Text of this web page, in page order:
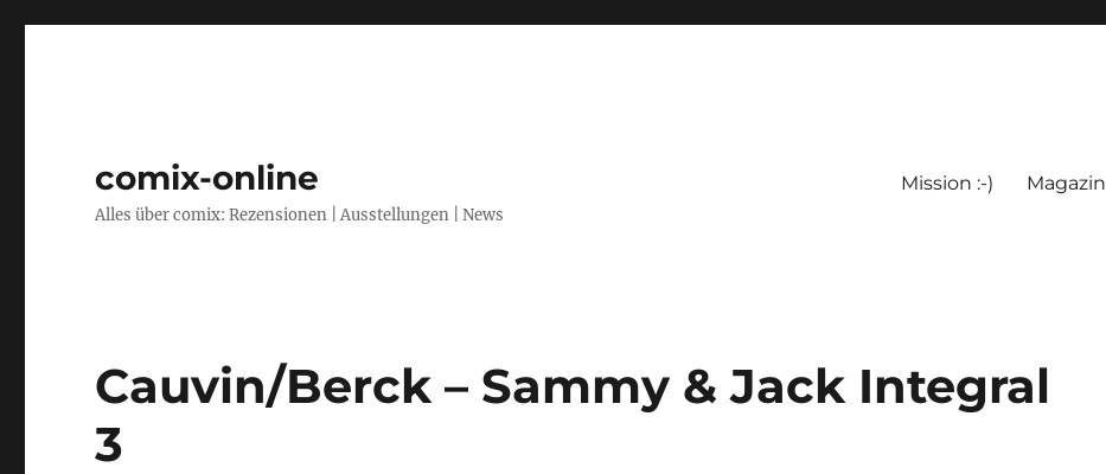
comix-online
Alles über comix: Rezensionen | Ausstellungen | News
Mission :-) Magazin
Cauvin/Berck – Sammy & Jack Integral
3